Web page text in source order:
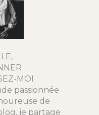
MOI
passionnée
de
je partage